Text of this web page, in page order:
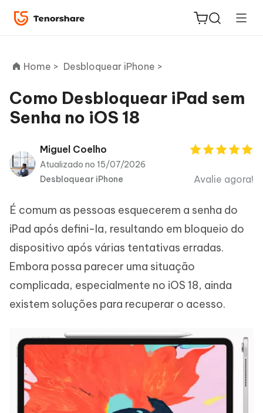
ReiBoot
PDNob
PDF
Novo
iAnyGo
Home > Desbloquear iPhone >
Como Desbloquear iPad sem
Senha no iOS 18
Miguel Coelho
Atualizado no 15/07/2026
Desbloquear iPhone
Avalie agora!
É comum as pessoas esquecerem a senha do
iPad após defini-la, resultando em bloqueio do
dispositivo após várias tentativas erradas.
Embora possa parecer uma situação
complicada, especialmente no iOS 18, ainda
existem soluções para recuperar o acesso.